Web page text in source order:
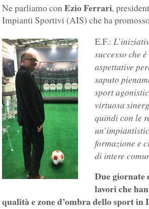
Ne parliamo conEzio Ferrari,
Impianti Sportivi (AIS) che ha
E.F.:
successo che
aspettative
saputo
sport
virtuosa
quindi con le
formazione e
di intere
Due
lavori che
qualità e zone d’ombra dello sport